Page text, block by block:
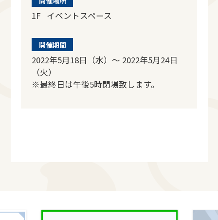
1F イベントスペース
開催期間
2022年5月18日（水）～ 2022年5月24日
（火）
※最終日は午後5時閉場致します。